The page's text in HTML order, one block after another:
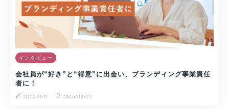
インタビュー
会社員が“好き”と“得意”に出会い、ブランディング事業責任
者に！
2022/11/11
2026/03/27